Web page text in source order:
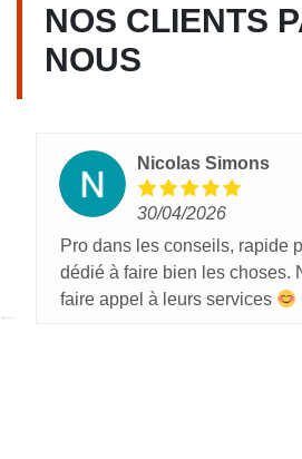
NOS CLIENTS
NOUS
Nicolas Simons
30/04/2026
Pro dans les conseils, rapide
dédié à faire bien les choses.
faire appel à leurs services